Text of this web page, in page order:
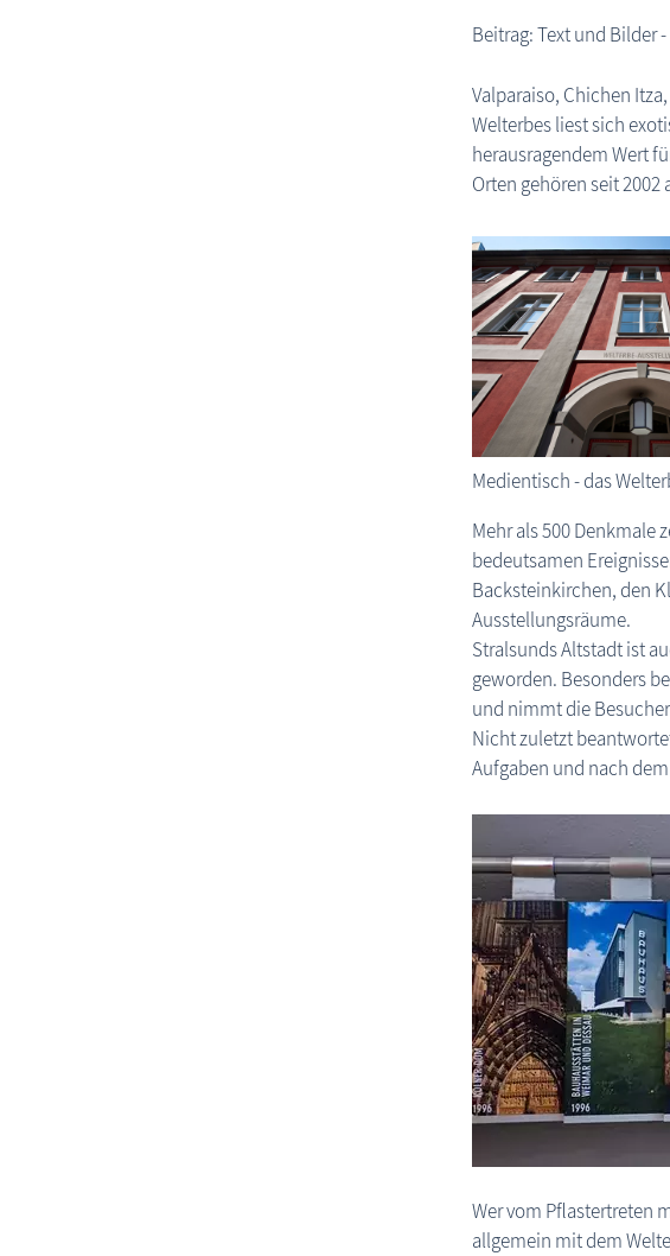
Beitrag: Text und Bilder
Valparaiso, Chichen
Welterbes liest sich
herausragendem Wert
Orten gehören seit
Medientisch - das
Mehr als 500 Denkmale
bedeutsamen
Backsteinkirchen, den
Ausstellungsräume.
Stralsunds Altstadt ist
geworden. Besonders
und nimmt die
Nicht zuletzt
Aufgaben und nach
Wer vom Pflastertreten
allgemein mit dem